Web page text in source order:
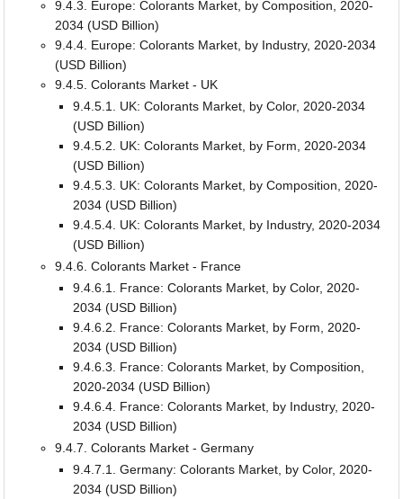
9.4.3. Europe: Colorants Market, by Composition, 2020-
2034 (USD Billion)
9.4.4. Europe: Colorants Market, by Industry, 2020-2034
(USD Billion)
9.4.5. Colorants Market - UK
9.4.5.1. UK: Colorants Market, by Color, 2020-2034
(USD Billion)
9.4.5.2. UK: Colorants Market, by Form, 2020-2034
(USD Billion)
9.4.5.3. UK: Colorants Market, by Composition, 2020-
2034 (USD Billion)
9.4.5.4. UK: Colorants Market, by Industry, 2020-2034
(USD Billion)
9.4.6. Colorants Market - France
9.4.6.1. France: Colorants Market, by Color, 2020-
2034 (USD Billion)
9.4.6.2. France: Colorants Market, by Form, 2020-
2034 (USD Billion)
9.4.6.3. France: Colorants Market, by Composition,
2020-2034 (USD Billion)
9.4.6.4. France: Colorants Market, by Industry, 2020-
2034 (USD Billion)
9.4.7. Colorants Market - Germany
9.4.7.1. Germany: Colorants Market, by Color, 2020-
2034 (USD Billion)